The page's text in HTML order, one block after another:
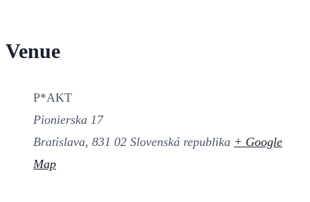
Venue
P*AKT
Pionierska 17
Bratislava, 831 02 Slovenská republika + Google
Map